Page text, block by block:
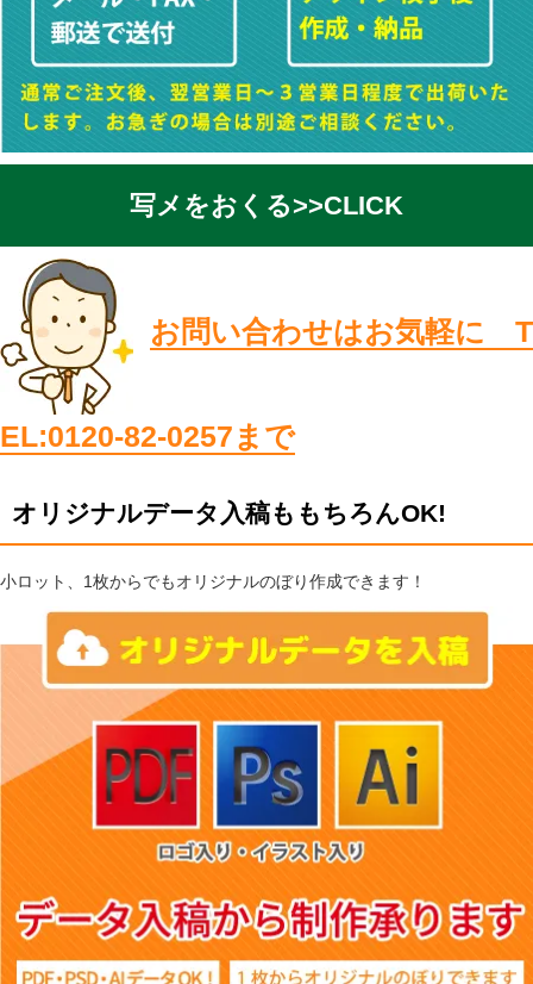
写メをおくる>>CLICK
お問い合わせはお気軽に T
EL:0120-82-0257まで
オリジナルデータ入稿ももちろんOK!
小ロット、1枚からでもオリジナルのぼり作成できます！